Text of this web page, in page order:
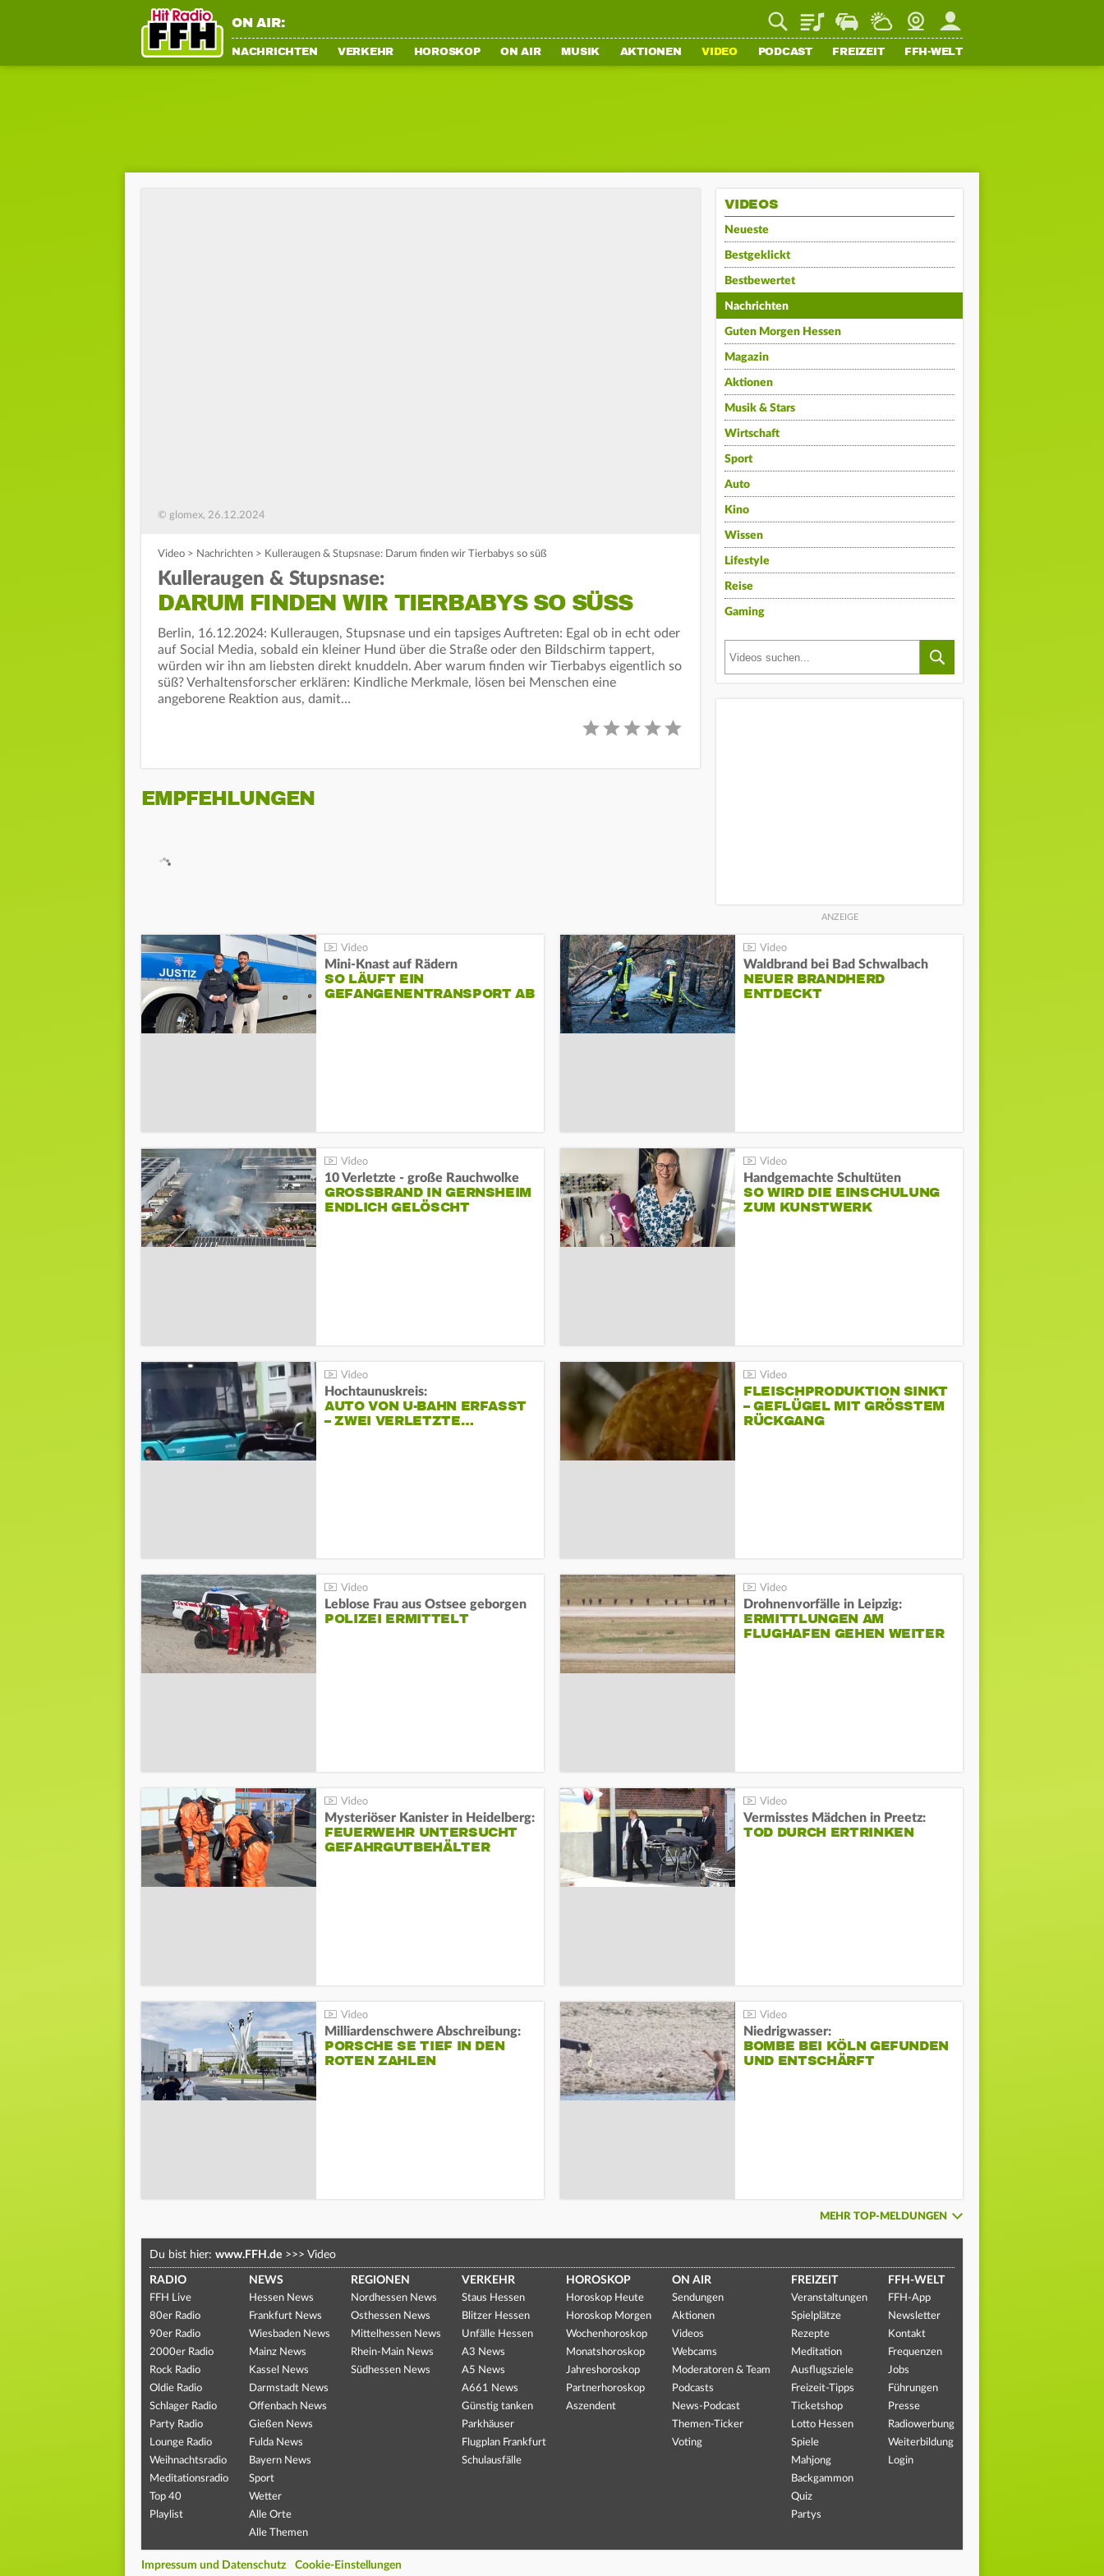
ON AIR: PlaylistStaupilotWetterWebcamMein FFH
NACHRICHTEN VERKEHR HOROSKOP ON AIR MUSIK AKTIONEN VIDEO PODCAST FREIZEIT FFH-WELT
© glomex, 26.12.2024
Video > Nachrichten > Kulleraugen & Stupsnase: Darum finden wir Tierbabys so süß
Kulleraugen & Stupsnase:
DARUM FINDEN WIR TIERBABYS SO SÜSS
Berlin, 16.12.2024: Kulleraugen, Stupsnase und ein tapsiges Auftreten: Egal ob in echt oder
auf Social Media, sobald ein kleiner Hund über die Straße oder den Bildschirm tappert,
würden wir ihn am liebsten direkt knuddeln. Aber warum finden wir Tierbabys eigentlich so
süß? Verhaltensforscher erklären: Kindliche Merkmale, lösen bei Menschen eine
angeborene Reaktion aus, damit…
EMPFEHLUNGEN
VIDEOS
Neueste
Bestgeklickt
Bestbewertet
Nachrichten
Guten Morgen Hessen
Magazin
Aktionen
Musik & Stars
Wirtschaft
Sport
Auto
Kino
Wissen
Lifestyle
Reise
Gaming
Mini-Knast auf Rädern
SO LÄUFT EIN
GEFANGENENTRANSPORT AB
Waldbrand bei Bad Schwalbach
NEUER BRANDHERD
ENTDECKT
10 Verletzte - große Rauchwolke
GROSSBRAND IN GERNSHEIM E
NDLICH GELÖSCHT
Handgemachte Schultüten
SO WIRD DIE EINSCHULUNG
ZUM KUNSTWERK
Hochtaunuskreis:
AUTO VON U-BAHN ERFASST
– ZWEI VERLETZTE…
FLEISCHPRODUKTION SINKT
– GEFLÜGEL MIT GRÖSSTEM R
ÜCKGANG
Leblose Frau aus Ostsee geborgen
POLIZEI ERMITTELT
Drohnenvorfälle in Leipzig:
ERMITTLUNGEN AM
FLUGHAFEN GEHEN WEITER
Mysteriöser Kanister in Heidelberg:
FEUERWEHR UNTERSUCHT
GEFAHRGUTBEHÄLTER
Vermisstes Mädchen in Preetz:
TOD DURCH ERTRINKEN
Milliardenschwere Abschreibung:
PORSCHE SE TIEF IN DEN
ROTEN ZAHLEN
Niedrigwasser:
BOMBE BEI KÖLN GEFUNDEN
UND ENTSCHÄRFT
MEHR TOP-MELDUNGEN
Du bist hier: www.FFH.de >>> Video
RADIO
FFH Live
80er Radio
90er Radio
2000er Radio
Rock Radio
Oldie Radio
Schlager Radio
Party Radio
Lounge Radio
Weihnachtsradio
Meditationsradio
Top 40
Playlist
NEWS
Hessen News
Frankfurt News
Wiesbaden News
Mainz News
Kassel News
Darmstadt News
Offenbach News
Gießen News
Fulda News
Bayern News
Sport
Wetter
Alle Orte
Alle Themen
REGIONEN
Nordhessen News
Osthessen News
Mittelhessen News
Rhein-Main News
Südhessen News
VERKEHR
Staus Hessen
Blitzer Hessen
Unfälle Hessen
A3 News
A5 News
A661 News
Günstig tanken
Parkhäuser
Flugplan Frankfurt
Schulausfälle
HOROSKOP
Horoskop Heute
Horoskop Morgen
Wochenhoroskop
Monatshoroskop
Jahreshoroskop
Partnerhoroskop
Aszendent
ON AIR
Sendungen
Aktionen
Videos
Webcams
Moderatoren & Team
Podcasts
News-Podcast
Themen-Ticker
Voting
FREIZEIT
Veranstaltungen
Spielplätze
Rezepte
Meditation
Ausflugsziele
Freizeit-Tipps
Ticketshop
Lotto Hessen
Spiele
Mahjong
Backgammon
Quiz
Partys
FFH-WELT
FFH-App
Newsletter
Kontakt
Frequenzen
Jobs
Führungen
Presse
Radiowerbung
Weiterbildung
Login
Impressum und Datenschutz Cookie-Einstellungen